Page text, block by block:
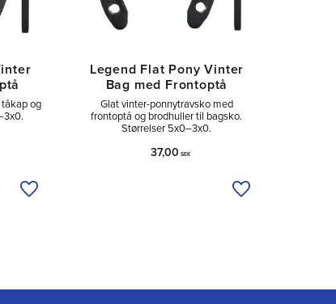
og
Tilføj til ønskeliste
Legend Flat Pony Vinter
Bag med Frontoptå
Glat vinter-ponnytravsko med
frontoptå og brodhuller til bagsko.
Størrelser 5x0–3x0.
37,00 SEK
Tilføj til ønskeliste